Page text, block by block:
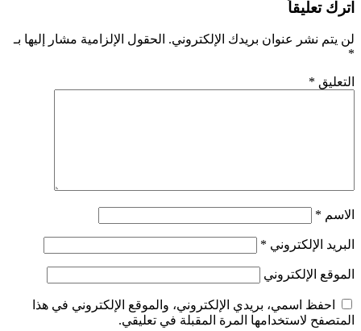
اترك تعليقاً
لن يتم نشر عنوان بريدك الإلكتروني. الحقول الإلزامية مشار إليها بـ
*
التعليق *
الاسم *
البريد الإلكتروني *
الموقع الإلكتروني
احفظ اسمي، بريدي الإلكتروني، والموقع الإلكتروني في هذا
المتصفح لاستخدامها المرة المقبلة في تعليقي.